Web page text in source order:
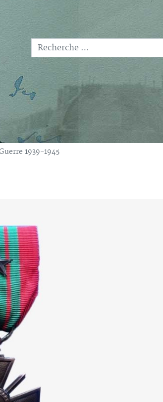
LEXIQUE
Recherche
Type 2 or more characters for results.
1939-1945